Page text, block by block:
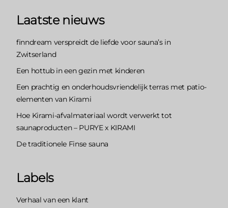
Laatste nieuws
finndream verspreidt de liefde voor sauna’s in
Zwitserland
Een hottub in een gezin met kinderen
Een prachtig en onderhoudsvriendelijk terras met patio-
elementen van Kirami
Hoe Kirami-afvalmateriaal wordt verwerkt tot
saunaproducten – PURYE x KIRAMI
De traditionele Finse sauna
Labels
Verhaal van een klant